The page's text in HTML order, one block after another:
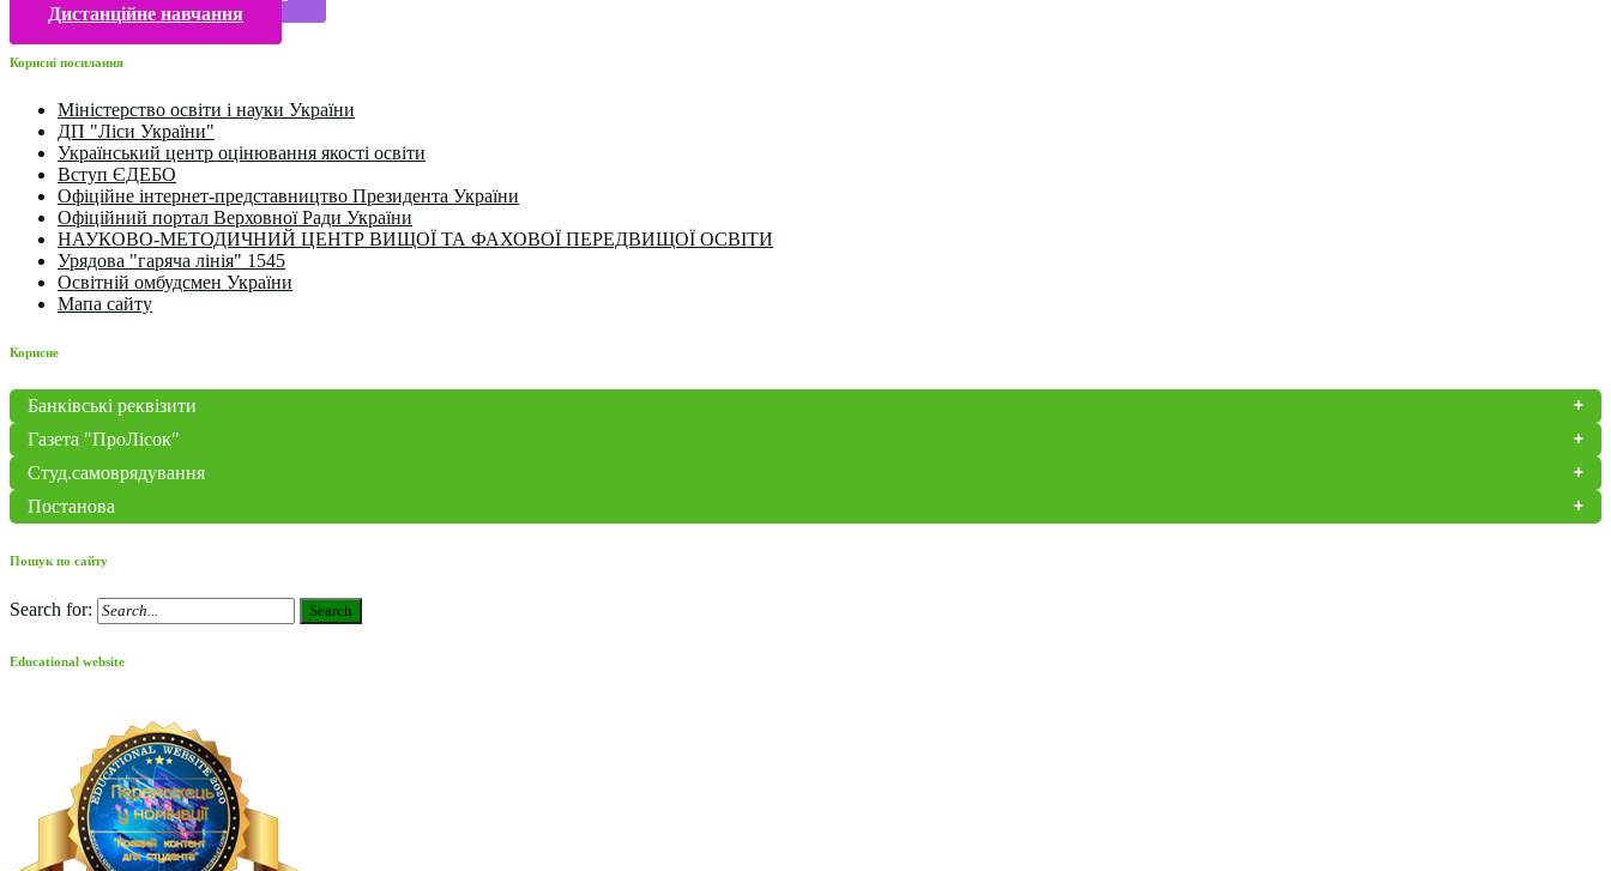
Дистанційне навчання
Корисні посилання
Міністерство освіти і науки України
ДП "Ліси України"
Український центр оцінювання якості освіти
Вступ ЄДЕБО
Офіційне інтернет-представництво Президента України
Офіційний портал Верховної Ради України
НАУКОВО-МЕТОДИЧНИЙ ЦЕНТР ВИЩОЇ ТА ФАХОВОЇ ПЕРЕДВИЩОЇ ОСВІТИ
Урядова "гаряча лінія" 1545
Освітній омбудсмен України
Мапа сайту
Корисне
Банківські реквізити
Газета "ПроЛісок"
Студ.самоврядування
Постанова
Пошук по сайту
Search for: Search
Educational website